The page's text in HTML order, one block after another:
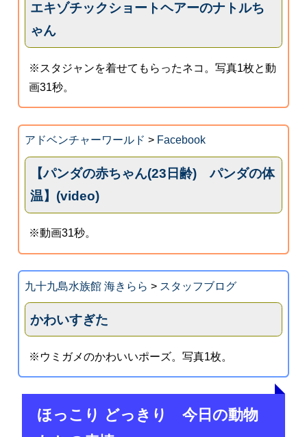
エキゾチックショートヘアーのナトルち
ゃん
※スタジャンを着せてもらったネコ。写真1枚と動
画31秒。
アドベンチャーワールド > Facebook
【パンダの赤ちゃん(23日齢) パンダの体
温】(video)
※動画31秒。
九十九島水族館 海きらら > スタッフブログ
かわいすぎた
※ウミガメのかわいいポーズ。写真1枚。
ほっこり どっきり 今日の動物